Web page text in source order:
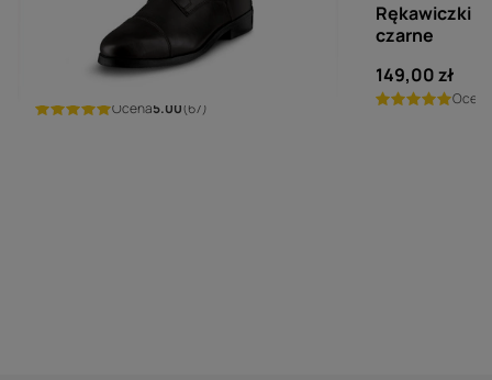
Oficerki Ego7 Orion - czarne
1 499,00 zł
Ocena5.00(67)
Rękawiczki
czarne
149,00 zł
Ocena